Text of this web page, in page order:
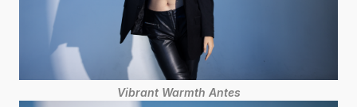
Vibrant Warmth Antes